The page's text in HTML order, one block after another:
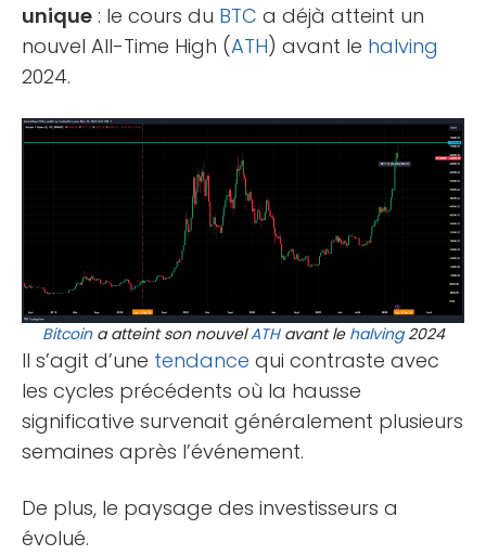
unique : le cours du BTC a déjà atteint un
nouvel All-Time High (ATH) avant le halving
2024.
Bitcoina atteint son nouvelATHavant le halving2024
Il s’agit d’une tendance qui contraste avec
les cycles précédents où la hausse
significative survenait généralement plusieurs
semaines après l’événement.
De plus, le paysage des investisseurs a
évolué.